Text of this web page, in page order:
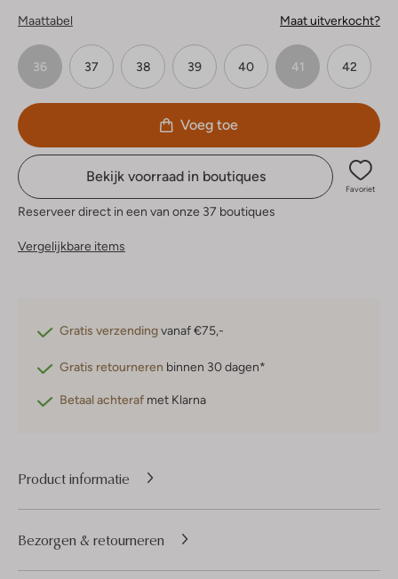
Maattabel Maat uitverkocht?
36 37 38 39 40 41 42
Voeg toe
Bekijk voorraad in boutiques
Favoriet
Reserveer direct in een van onze 37 boutiques
Vergelijkbare items
Gratis verzendingvanaf €75,-
Gratis retourneren binnen 30 dagen*
Betaal achteraf met Klarna
Product informatie
Bezorgen & retourneren